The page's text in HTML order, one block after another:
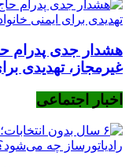
هشدار جدی پدرام
غیرمجاز، تهدیدی
اخبار اجتماعی